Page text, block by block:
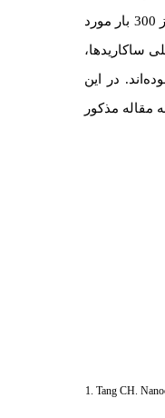
بتا کازئین شیر شتر موفق شدند حلالیت کورکومین در حلال آبی را تا 2500 برابر افزایش داده و آن را به چاپ رسانند که تا به امروز این مقاله بیش از 300 بار مورد
ساکاریدها،
در این
مقاله مذکور
1. Tang CH.